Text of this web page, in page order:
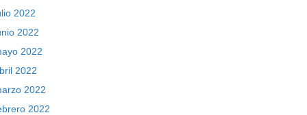
2022
2022
2022
2022
2022
2022